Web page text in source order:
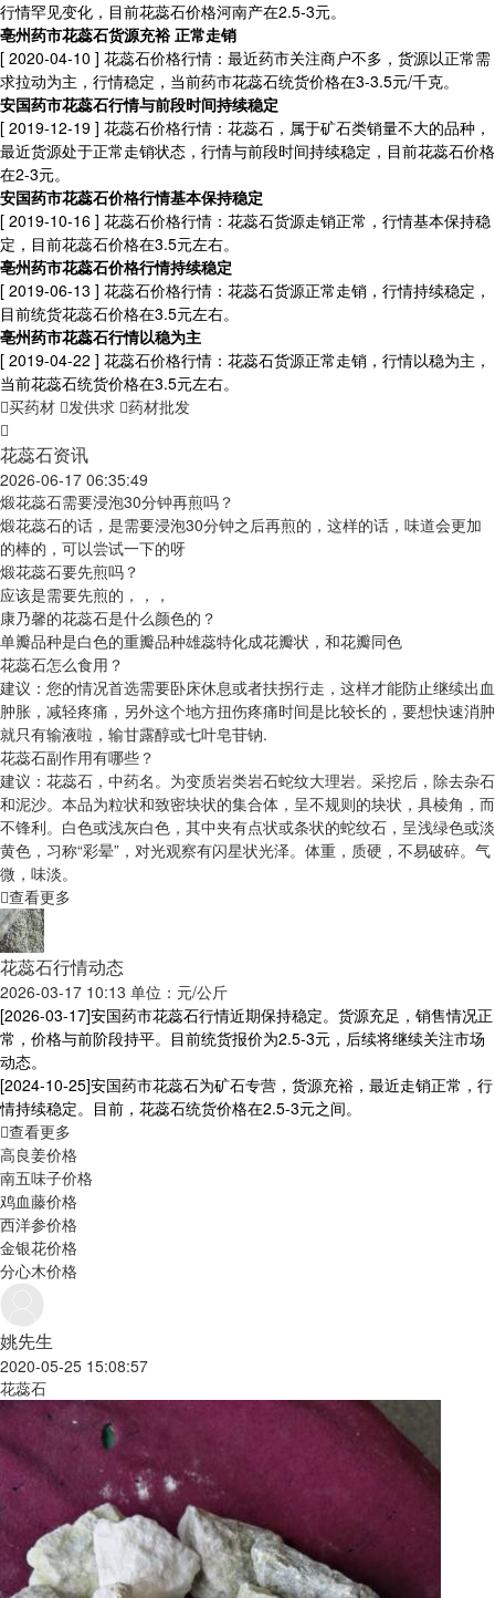
行情罕见变化，目前花蕊石价格河南产在2.5-3元。
亳州药市花蕊石货源充裕 正常走销
[ 2020-04-10 ] 花蕊石价格行情：最近药市关注商户不多，货源以正常需
求拉动为主，行情稳定，当前药市花蕊石统货价格在3-3.5元/千克。
安国药市花蕊石行情与前段时间持续稳定
[ 2019-12-19 ] 花蕊石价格行情：花蕊石，属于矿石类销量不大的品种，
最近货源处于正常走销状态，行情与前段时间持续稳定，目前花蕊石价格
在2-3元。
安国药市花蕊石价格行情基本保持稳定
[ 2019-10-16 ] 花蕊石价格行情：花蕊石货源走销正常，行情基本保持稳
定，目前花蕊石价格在3.5元左右。
亳州药市花蕊石价格行情持续稳定
[ 2019-06-13 ] 花蕊石价格行情：花蕊石货源正常走销，行情持续稳定，
目前统货花蕊石价格在3.5元左右。
亳州药市花蕊石行情以稳为主
[ 2019-04-22 ] 花蕊石价格行情：花蕊石货源正常走销，行情以稳为主，
当前花蕊石统货价格在3.5元左右。
买药材 发供求 药材批发
花蕊石资讯
2026-06-17 06:35:49
煅花蕊石需要浸泡30分钟再煎吗？
煅花蕊石的话，是需要浸泡30分钟之后再煎的，这样的话，味道会更加
的棒的，可以尝试一下的呀
煅花蕊石要先煎吗？
应该是需要先煎的，，，
康乃馨的花蕊石是什么颜色的？
单瓣品种是白色的重瓣品种雄蕊特化成花瓣状，和花瓣同色
花蕊石怎么食用？
建议：您的情况首选需要卧床休息或者扶拐行走，这样才能防止继续出血
肿胀，减轻疼痛，另外这个地方扭伤疼痛时间是比较长的，要想快速消肿
就只有输液啦，输甘露醇或七叶皂苷钠.
花蕊石副作用有哪些？
建议：花蕊石，中药名。为变质岩类岩石蛇纹大理岩。采挖后，除去杂石
和泥沙。本品为粒状和致密块状的集合体，呈不规则的块状，具棱角，而
不锋利。白色或浅灰白色，其中夹有点状或条状的蛇纹石，呈浅绿色或淡
黄色，习称“彩晕”，对光观察有闪星状光泽。体重，质硬，不易破碎。气
微，味淡。
查看更多
花蕊石行情动态
2026-03-17 10:13 单位：元/公斤
[2026-03-17]安国药市花蕊石行情近期保持稳定。货源充足，销售情况正
常，价格与前阶段持平。目前统货报价为2.5-3元，后续将继续关注市场
动态。
[2024-10-25]安国药市花蕊石为矿石专营，货源充裕，最近走销正常，行
情持续稳定。目前，花蕊石统货价格在2.5-3元之间。
查看更多
高良姜价格
南五味子价格
鸡血藤价格
西洋参价格
金银花价格
分心木价格
姚先生
2020-05-25 15:08:57
花蕊石